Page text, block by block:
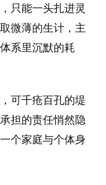
只能一头扎进灵
微薄的生计，主
系里沉默的耗
可千疮百孔的堤
担的责任悄然隐
个家庭与个体身